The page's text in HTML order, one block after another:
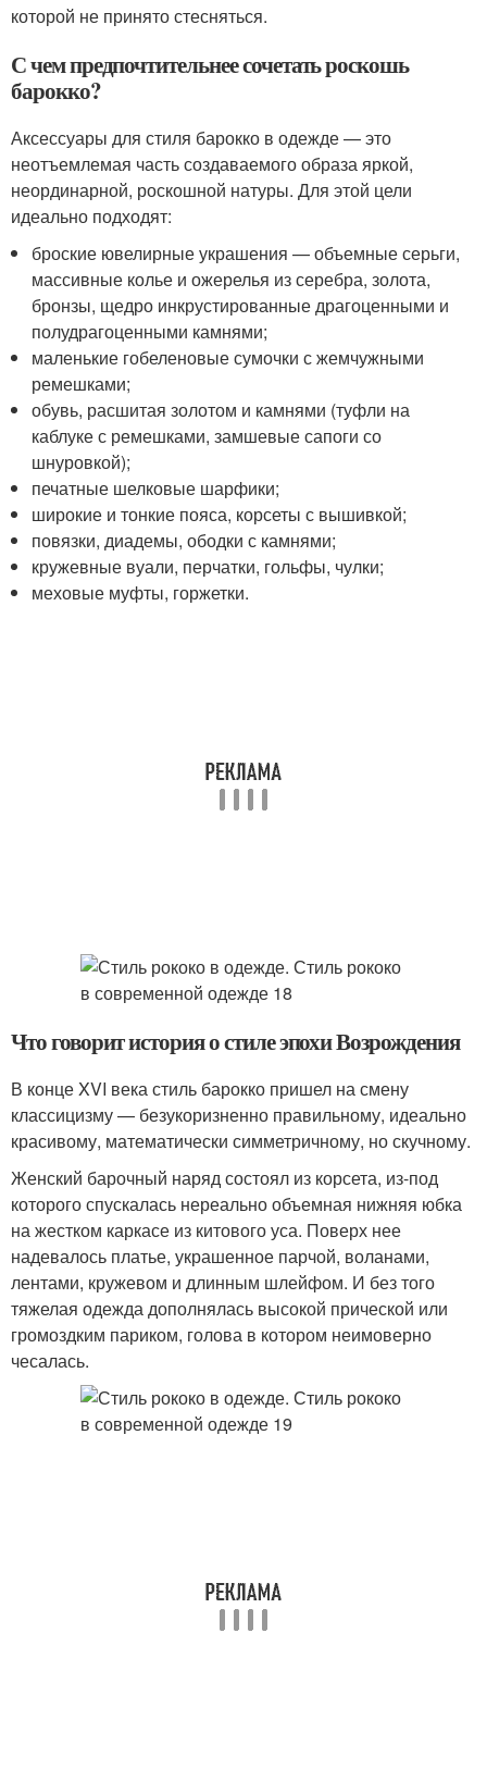
которой не принято стесняться.
С чем предпочтительнее сочетать роскошь
барокко?
Аксессуары для стиля барокко в одежде — это
неотъемлемая часть создаваемого образа яркой,
неординарной, роскошной натуры. Для этой цели
идеально подходят:
броские ювелирные украшения — объемные серьги,
массивные колье и ожерелья из серебра, золота,
бронзы, щедро инкрустированные драгоценными и
полудрагоценными камнями;
маленькие гобеленовые сумочки с жемчужными
ремешками;
обувь, расшитая золотом и камнями (туфли на
каблуке с ремешками, замшевые сапоги со
шнуровкой);
печатные шелковые шарфики;
широкие и тонкие пояса, корсеты с вышивкой;
повязки, диадемы, ободки с камнями;
кружевные вуали, перчатки, гольфы, чулки;
меховые муфты, горжетки.
Что говорит история о стиле эпохи Возрождения
В конце XVI века стиль барокко пришел на смену
классицизму — безукоризненно правильному, идеально
красивому, математически симметричному, но скучному.
Женский барочный наряд состоял из корсета, из-под
которого спускалась нереально объемная нижняя юбка
на жестком каркасе из китового уса. Поверх нее
надевалось платье, украшенное парчой, воланами,
лентами, кружевом и длинным шлейфом. И без того
тяжелая одежда дополнялась высокой прической или
громоздким париком, голова в котором неимоверно
чесалась.